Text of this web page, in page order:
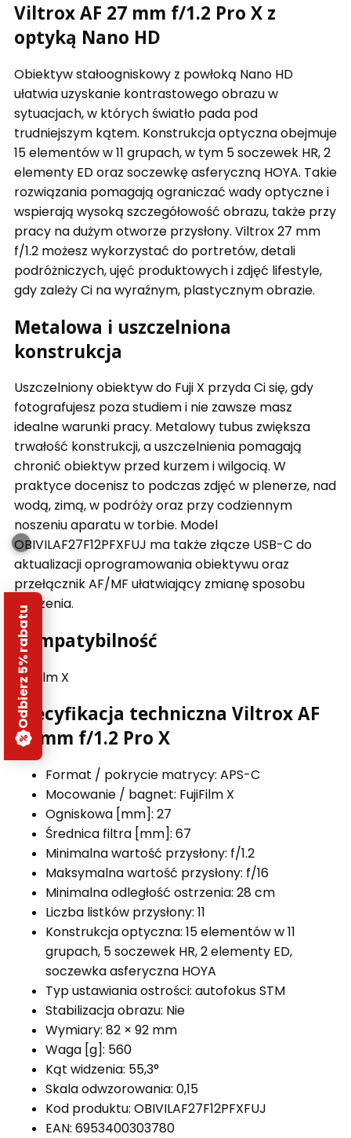
Viltrox AF 27 mm f/1.2 Pro X z
optyką Nano HD
Obiektyw stałoogniskowy z powłoką Nano HD
ułatwia uzyskanie kontrastowego obrazu w
sytuacjach, w których światło pada pod
trudniejszym kątem. Konstrukcja optyczna obejmuje
15 elementów w 11 grupach, w tym 5 soczewek HR, 2
elementy ED oraz soczewkę asferyczną HOYA. Takie
rozwiązania pomagają ograniczać wady optyczne i
wspierają wysoką szczegółowość obrazu, także przy
pracy na dużym otworze przysłony. Viltrox 27 mm
f/1.2 możesz wykorzystać do portretów, detali
podróżniczych, ujęć produktowych i zdjęć lifestyle,
gdy zależy Ci na wyraźnym, plastycznym obrazie.
Metalowa i uszczelniona
konstrukcja
Uszczelniony obiektyw do Fuji X przyda Ci się, gdy
fotografujesz poza studiem i nie zawsze masz
idealne warunki pracy. Metalowy tubus zwiększa
trwałość konstrukcji, a uszczelnienia pomagają
chronić obiektyw przed kurzem i wilgocią. W
praktyce docenisz to podczas zdjęć w plenerze, nad
wodą, zimą, w podróży oraz przy codziennym
noszeniu aparatu w torbie. Model
OBIVILAF27F12PFXFUJ ma także złącze USB-C do
aktualizacji oprogramowania obiektywu oraz
przełącznik AF/MF ułatwiający zmianę sposobu
ostrzenia.
Kompatybilność
FujiFilm X
Specyfikacja techniczna Viltrox AF
27 mm f/1.2 Pro X
Format / pokrycie matrycy: APS-C
Mocowanie / bagnet: FujiFilm X
Ogniskowa [mm]: 27
Średnica filtra [mm]: 67
Minimalna wartość przysłony: f/1.2
Maksymalna wartość przysłony: f/16
Minimalna odległość ostrzenia: 28 cm
Liczba listków przysłony: 11
Konstrukcja optyczna: 15 elementów w 11
grupach, 5 soczewek HR, 2 elementy ED,
soczewka asferyczna HOYA
Typ ustawiania ostrości: autofokus STM
Stabilizacja obrazu: Nie
Wymiary: 82 × 92 mm
Waga [g]: 560
Kąt widzenia: 55,3°
Skala odwzorowania: 0,15
Kod produktu: OBIVILAF27F12PFXFUJ
EAN: 6953400303780
Odbierz 5% rabatu